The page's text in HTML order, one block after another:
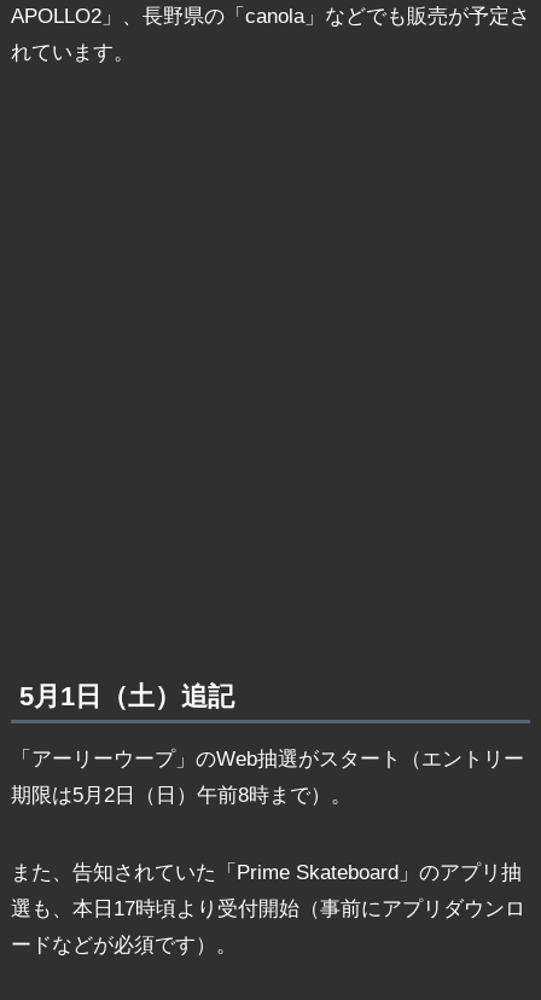
APOLLO2」、長野県の「canola」などでも販売が予定さ
れています。
5月1日（土）追記
「アーリーウープ」のWeb抽選がスタート（エントリー
期限は5月2日（日）午前8時まで）。
また、告知されていた「Prime Skateboard」のアプリ抽
選も、本日17時頃より受付開始（事前にアプリダウンロ
ードなどが必須です）。